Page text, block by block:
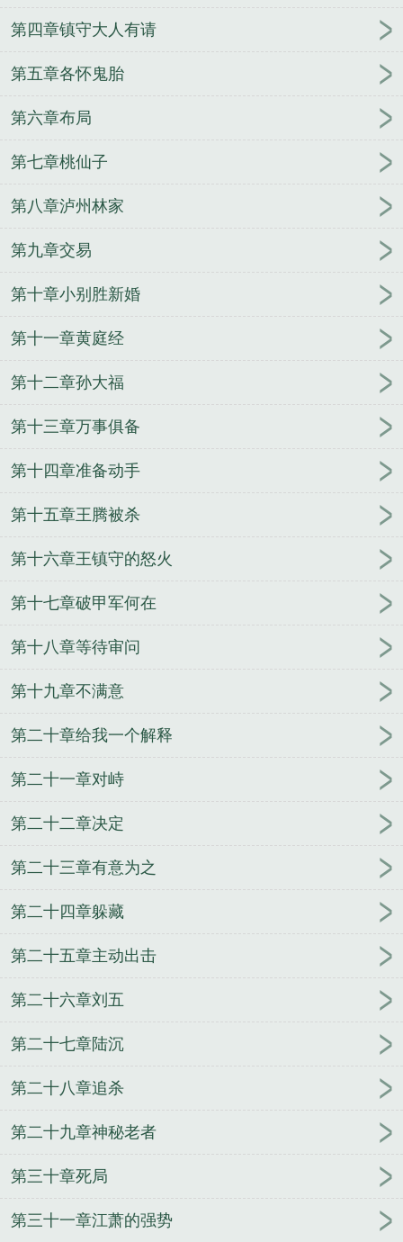
第四章镇守大人有请
第五章各怀鬼胎
第六章布局
第七章桃仙子
第八章泸州林家
第九章交易
第十章小别胜新婚
第十一章黄庭经
第十二章孙大福
第十三章万事俱备
第十四章准备动手
第十五章王腾被杀
第十六章王镇守的怒火
第十七章破甲军何在
第十八章等待审问
第十九章不满意
第二十章给我一个解释
第二十一章对峙
第二十二章决定
第二十三章有意为之
第二十四章躲藏
第二十五章主动出击
第二十六章刘五
第二十七章陆沉
第二十八章追杀
第二十九章神秘老者
第三十章死局
第三十一章江萧的强势